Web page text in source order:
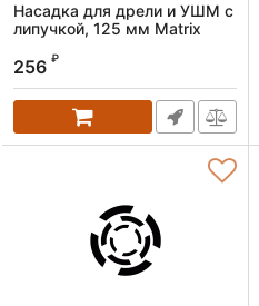
Насадка для дрели и УШМ с
липучкой, 125 мм Matrix
Артикул:
256 ₽